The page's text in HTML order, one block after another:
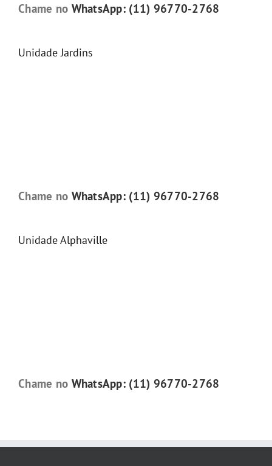
Chame no WhatsApp: (11) 96770-2768
Unidade Jardins
Chame no WhatsApp: (11) 96770-2768
Unidade Alphaville
Chame no WhatsApp: (11) 96770-2768